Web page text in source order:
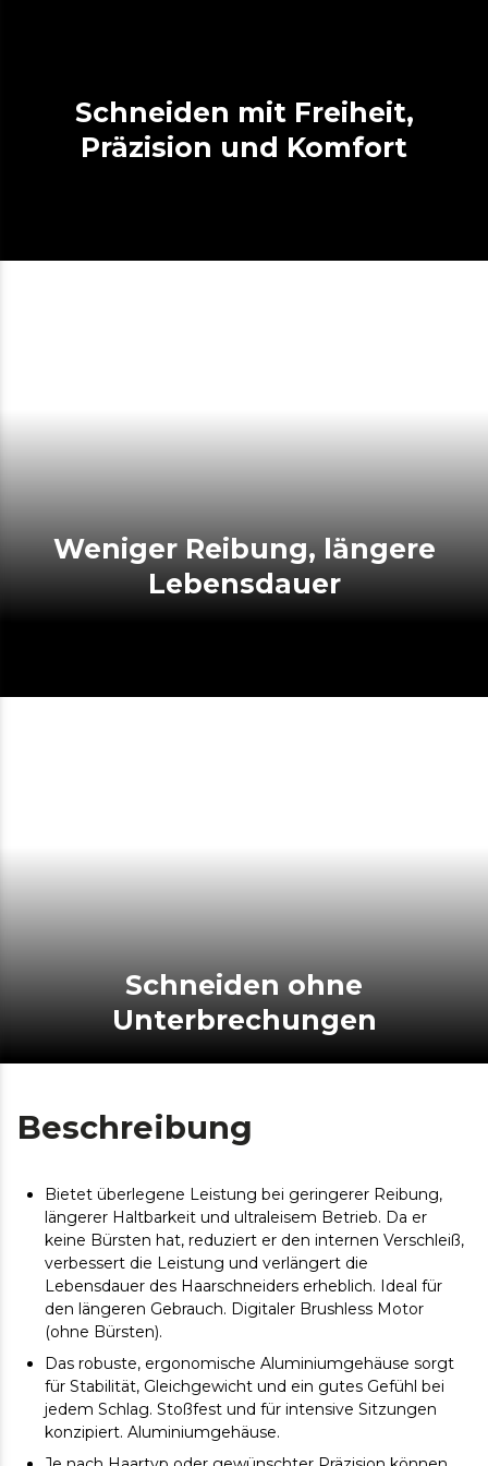
Schneiden mit Freiheit,
Präzision und Komfort
Weniger Reibung, längere
Lebensdauer
Schneiden ohne
Unterbrechungen
Beschreibung
Bietet überlegene Leistung bei geringerer Reibung,
längerer Haltbarkeit und ultraleisem Betrieb. Da er
keine Bürsten hat, reduziert er den internen Verschleiß,
verbessert die Leistung und verlängert die
Lebensdauer des Haarschneiders erheblich. Ideal für
den längeren Gebrauch. Digitaler Brushless Motor
(ohne Bürsten).
Das robuste, ergonomische Aluminiumgehäuse sorgt
für Stabilität, Gleichgewicht und ein gutes Gefühl bei
jedem Schlag. Stoßfest und für intensive Sitzungen
konzipiert. Aluminiumgehäuse.